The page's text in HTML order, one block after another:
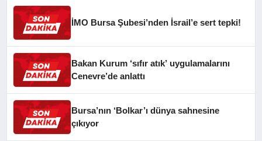
İMO Bursa Şubesi’nden İsrail’e sert tepki!
Bakan Kurum ‘sıfır atık’ uygulamalarını
Cenevre’de anlattı
Bursa’nın ‘Bolkar’ı dünya sahnesine
çıkıyor